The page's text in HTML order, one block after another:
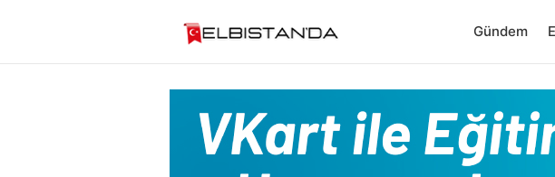
Gündem